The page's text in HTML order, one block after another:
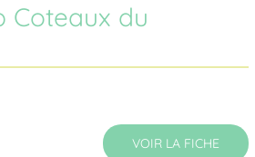
Coteaux du
VOIR LA FICHE